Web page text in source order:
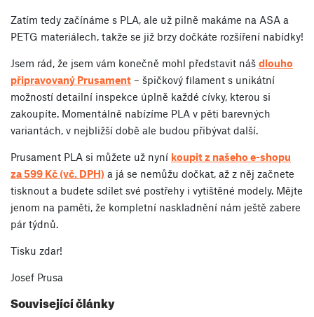
Zatím tedy začínáme s PLA, ale už pilně makáme na ASA a
PETG materiálech, takže se již brzy dočkáte rozšíření nabídky!
Jsem rád, že jsem vám konečně mohl představit náš dlouho
připravovaný Prusament – špičkový filament s unikátní
možností detailní inspekce úplně každé cívky, kterou si
zakoupíte. Momentálně nabízíme PLA v pěti barevných
variantách, v nejbližší době ale budou přibývat další.
Prusament PLA si můžete už nyní koupit z našeho e-shopu
za 599 Kč (vč. DPH) a já se nemůžu dočkat, až z něj začnete
tisknout a budete sdílet své postřehy i vytištěné modely. Mějte
jenom na paměti, že kompletní naskladnění nám ještě zabere
pár týdnů.
Tisku zdar!
Josef Prusa
Související články